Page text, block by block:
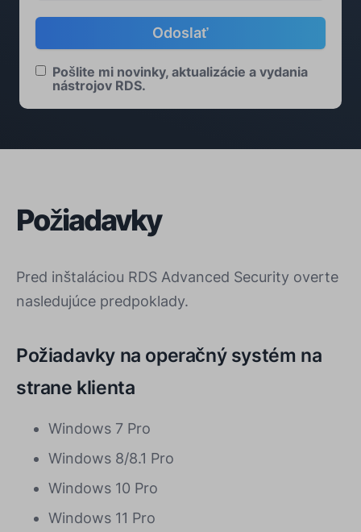
Pošlite mi novinky, aktualizácie a vydania
nástrojov RDS.
Požiadavky
Pred inštaláciou RDS Advanced Security overte
nasledujúce predpoklady.
Požiadavky na operačný systém na
strane klienta
Windows 7 Pro
Windows 8/8.1 Pro
Windows 10 Pro
Windows 11 Pro